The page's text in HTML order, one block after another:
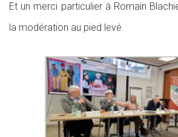
Et un merci particulier à Romain
la modération au pied levé.